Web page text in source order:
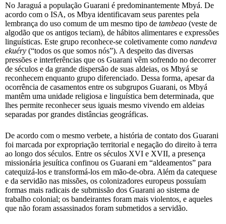
No Jaraguá a população Guarani é predominantemente Mbyá. De
acordo com o ISA, os Mbya identificavam seus parentes pela
lembrança do uso comum de um mesmo tipo de tambeao (veste de
algodão que os antigos teciam), de hábitos alimentares e expressões
linguísticas. Este grupo reconhece-se coletivamente como nandeva
ekuéry (“todos os que somos nós”). A despeito das diversas
pressões e interferências que os Guarani vêm sofrendo no decorrer
de séculos e da grande dispersão de suas aldeias, os Mbyá se
reconhecem enquanto grupo diferenciado. Dessa forma, apesar da
ocorrência de casamentos entre os subgrupos Guarani, os Mbyá
mantêm uma unidade religiosa e linguística bem determinada, que
lhes permite reconhecer seus iguais mesmo vivendo em aldeias
separadas por grandes distâncias geográficas.
De acordo com o mesmo verbete, a história de contato dos Guarani
foi marcada por expropriação territorial e negação do direito à terra
ao longo dos séculos. Entre os séculos XVI e XVII, a presença
missionária jesuítica confinou os Guarani em “aldeamentos” para
catequizá-los e transformá-los em mão-de-obra. Além da catequese
e da servidão nas missões, os colonizadores europeus possuíam
formas mais radicais de submissão dos Guarani ao sistema de
trabalho colonial; os bandeirantes foram mais violentos, e aqueles
que não foram assassinados foram submetidos a servidão.